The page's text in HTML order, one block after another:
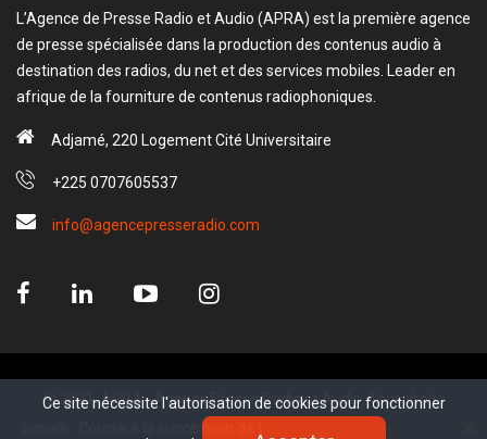
: Course à la succession de Guterres à l’ONU, les candidats
Ce site nécessite l'autorisation de cookies pour fonctionner
L’Agence de Presse Radio et Audio (APRA) est la première agence
de presse spécialisée dans la production des contenus audio à
destination des radios, du net et des services mobiles. Leader en
afrique de la fourniture de contenus radiophoniques.
Adjamé, 220 Logement Cité Universitaire
+225 0707605537
info@agencepresseradio.com
© 2021, APRA - Agence Presse Radio et Audio. Tous droits
Ce site nécessite l'autorisation de cookies pour fonctionner